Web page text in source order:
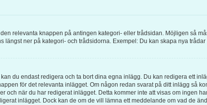
relevanta knappen på antingen kategori- eller trådsidan. Möjligen så
längst ner på kategori- och trådsidorna. Exempel: Du kan skapa nya
du endast redigera och ta bort dina egna inlägg. Du kan redigera ett
för det relevanta inlägget. Om någon redan svarat på ditt inlägg så
och när du har redigerat inlägget. Detta kommer inte att visas om ingen
inlägget. Dock kan de om de vill lämna ett meddelande om vad de